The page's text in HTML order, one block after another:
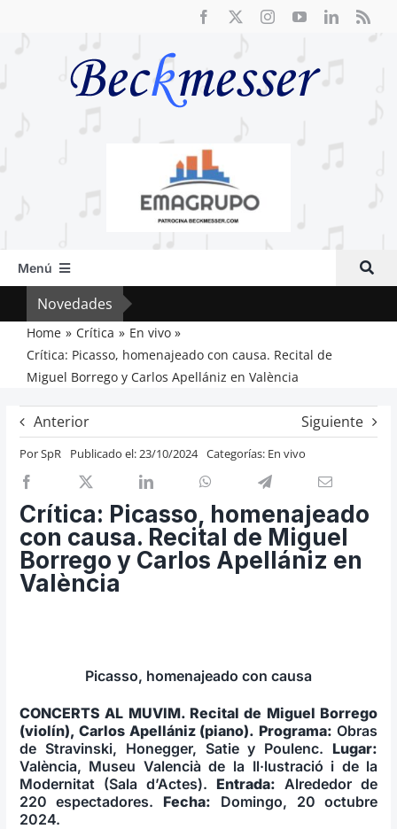
Menú
Inicio
Actual
Artículos
Crítica
Previos de ópera
Entrevistas
Recomendación
Cosas de Beckmesser
Nosotros y privacidad
Buscar:
Novedades
Home Crítica
En vivo
Crítica: Picasso, homenajeado con causa. Recital de
Miguel Borrego y Carlos Apellániz en València
Anterior Siguiente
PorSpR Publicado el: 23/10/2024 Categorías: En vivo
Crítica: Picasso, homenajeado
con causa. Recital de Miguel
Borrego y Carlos Apellániz en
València
Picasso, homenajeado con causa
CONCERTS AL MUVIM. Recital de Miguel Borrego
(violín), Carlos Apellániz (piano). Pro­gra­ma: Obras
de Stravinski, Honegger, Satie y Poulenc. Lu­gar:
València, Museu Valencià de la Il·lustració i de la
Modernitat (Sala d’Actes). Entrada: Alrededor de
220 espectadores. Fecha: Domingo, 20 octubre
2024.